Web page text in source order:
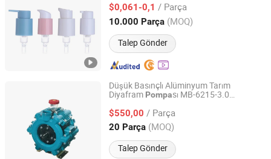
$0,061-0,1 / Parça
10.000 Parça (MOQ)
Talep Gönder
Jiangsu, China Fiyat 2010
Düşük Basınçlı Alüminyum Tarım
Diyafram Pompası MB-6215-3.0
$550,00 / Parça
20 Parça (MOQ)
Talep Gönder
Taizhou Jusheng Machinery Manufacturing Co., Ltd.
Zhejiang, China Fiyat 2025